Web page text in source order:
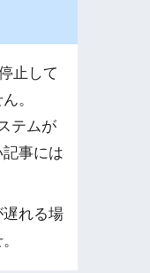
止して
。
テムが
事には
遅れる場